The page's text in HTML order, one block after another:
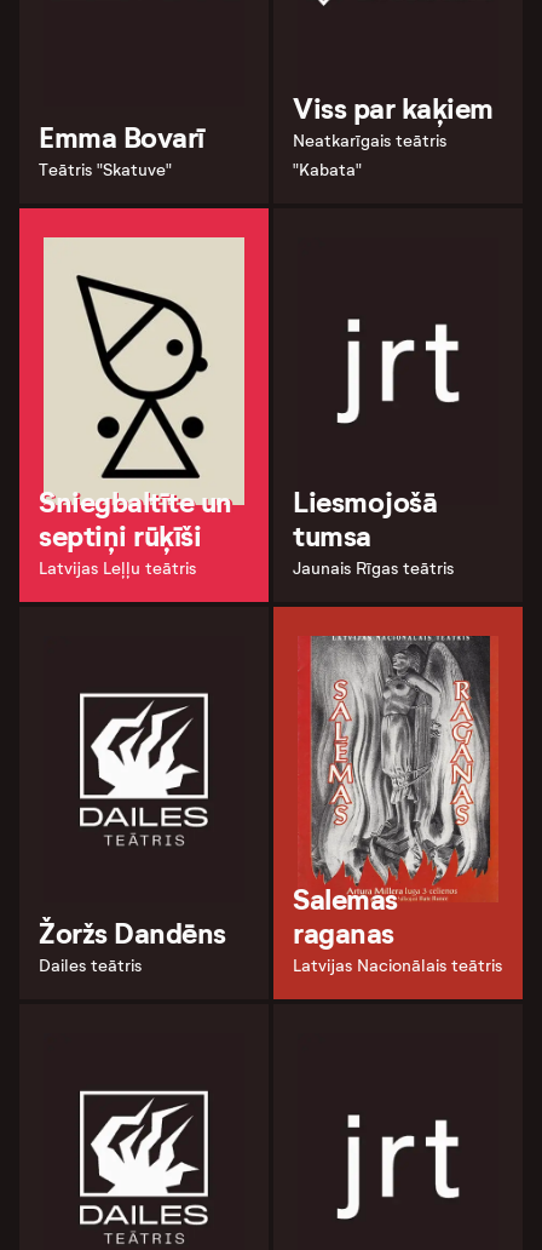
Emma Bovarī
Teātris "Skatuve"
Viss par kaķiem
Neatkarīgais teātris
"Kabata"
Sniegbaltīte un
septiņi rūķīši
Latvijas Leļļu teātris
Liesmojošā
tumsa
Jaunais Rīgas teātris
Žoržs Dandēns
Dailes teātris
Salemas
raganas
Latvijas Nacionālais teātris